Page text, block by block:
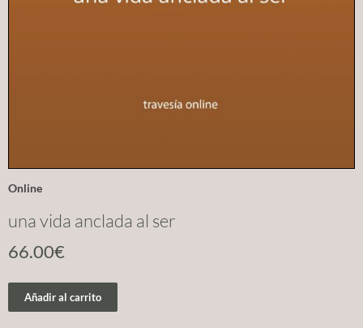
Online
una vida anclada al ser
66.00€
Añadir al carrito